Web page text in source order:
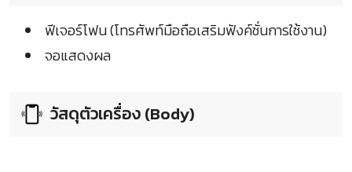
ฟีเจอร์โฟน (โทรศัพท์มือถือเสริมฟังค์ชั่นการใช้งาน)
จอแสดงผล
วัสดุตัวเครื่อง (Body)